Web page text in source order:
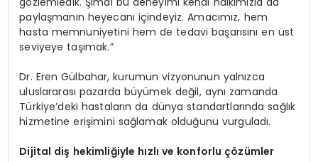
paylaşmanın heyecanı içindeyiz. Amacımız, hem
hasta memnuniyetini hem de tedavi başarısını en üst
seviyeye taşımak.”
Dr. Eren Gülbahar, kurumun vizyonunun yalnızca
uluslararası pazarda büyümek değil, aynı zamanda
Türkiye’deki hastaların da dünya standartlarında sağlık
hizmetine erişimini sağlamak olduğunu vurguladı.
Dijital diş hekimliğiyle hızlı ve konforlu çözümler